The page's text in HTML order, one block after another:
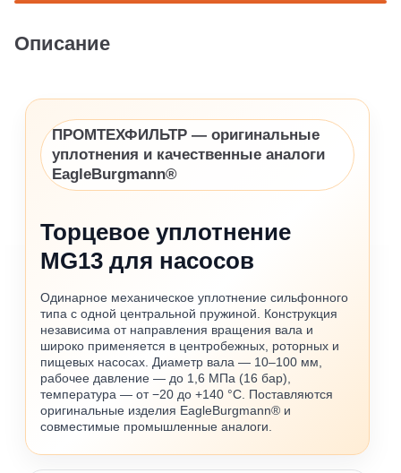
Описание
ПРОМТЕХФИЛЬТР — оригинальные
уплотнения и качественные аналоги
EagleBurgmann®
Торцевое уплотнение
MG13 для насосов
Одинарное механическое уплотнение сильфонного
типа с одной центральной пружиной. Конструкция
независима от направления вращения вала и
широко применяется в центробежных, роторных и
пищевых насосах. Диаметр вала — 10–100 мм,
рабочее давление — до 1,6 МПа (16 бар),
температура — от −20 до +140 °C. Поставляются
оригинальные изделия EagleBurgmann® и
совместимые промышленные аналоги.